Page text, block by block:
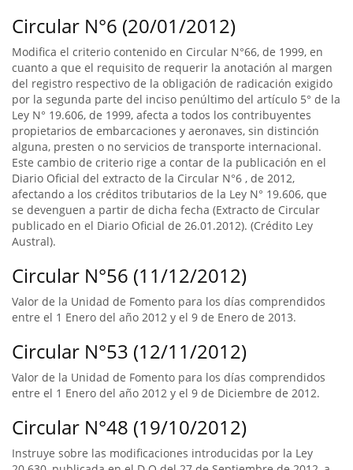
Circular N°6 (20/01/2012)
Modifica el criterio contenido en Circular N°66, de 1999, en
cuanto a que el requisito de requerir la anotación al margen
del registro respectivo de la obligación de radicación exigido
por la segunda parte del inciso penúltimo del artículo 5° de la
Ley N° 19.606, de 1999, afecta a todos los contribuyentes
propietarios de embarcaciones y aeronaves, sin distinción
alguna, presten o no servicios de transporte internacional.
Este cambio de criterio rige a contar de la publicación en el
Diario Oficial del extracto de la Circular N°6 , de 2012,
afectando a los créditos tributarios de la Ley N° 19.606, que
se devenguen a partir de dicha fecha (Extracto de Circular
publicado en el Diario Oficial de 26.01.2012). (Crédito Ley
Austral).
Circular N°56 (11/12/2012)
Valor de la Unidad de Fomento para los días comprendidos
entre el 1 Enero del año 2012 y el 9 de Enero de 2013.
Circular N°53 (12/11/2012)
Valor de la Unidad de Fomento para los días comprendidos
entre el 1 Enero del año 2012 y el 9 de Diciembre de 2012.
Circular N°48 (19/10/2012)
Instruye sobre las modificaciones introducidas por la Ley